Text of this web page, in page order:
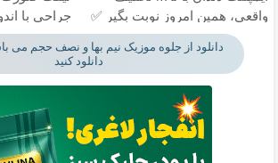
واقعی، همین امروز نوبت بگیر ✅
جراحی با
دانلود از جلوه موزیک نیم بها و نصف حجم
دانلود کنید